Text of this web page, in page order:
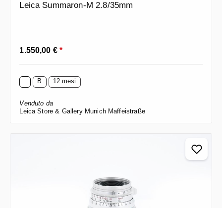
Leica Summaron-M 2.8/35mm
Prezzo normale:
1.550,00 €*
B 12 mesi
Venduto da
Leica Store & Gallery Munich Maffeistraße